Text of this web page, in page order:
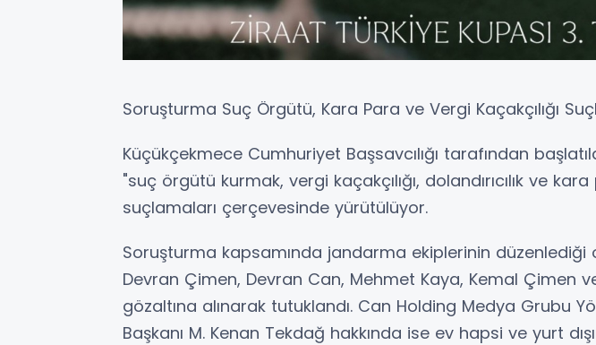
Soruşturma Suç Örgütü, Kara Para ve Vergi Kaçakçılığı
Küçükçekmece Cumhuriyet Başsavcılığı tarafından
"suç örgütü kurmak, vergi kaçakçılığı, dolandırıcılık ve
suçlamaları çerçevesinde yürütülüyor.
Soruşturma kapsamında jandarma ekiplerinin
Devran Çimen, Devran Can, Mehmet Kaya, Kemal Çimen
gözaltına alınarak tutuklandı. Can Holding Medya Grubu
Başkanı M. Kenan Tekdağ hakkında ise ev hapsi ve yurt